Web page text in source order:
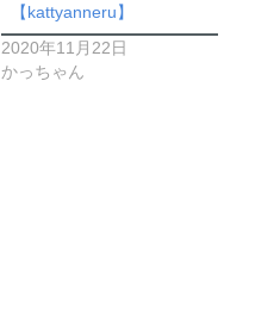
【kattyanneru】
2020年11月22日
かっちゃん